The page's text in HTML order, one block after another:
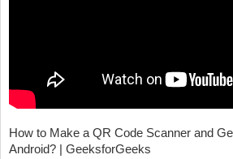
How to Make a QR Code Scanner and
Android? | GeeksforGeeks